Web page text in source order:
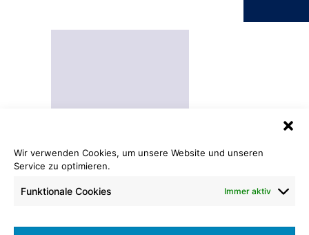
Wir verwenden Cookies, um unsere Website und unseren
Service zu optimieren.
Funktionale Cookies Immer aktiv
grau hochglanz